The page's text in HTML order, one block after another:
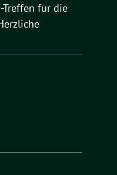
Treffen für die